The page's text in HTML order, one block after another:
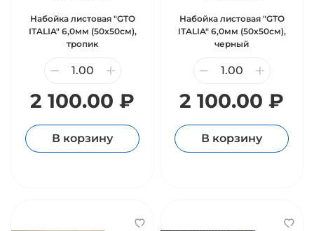
Набойка листовая "GTO
ITALIA" 6,0мм (50х50см),
тропик
2 100.00 ₽
В корзину
Набойка листовая "GTO
ITALIA" 6,0мм (50х50см),
черный
2 100.00 ₽
В корзину